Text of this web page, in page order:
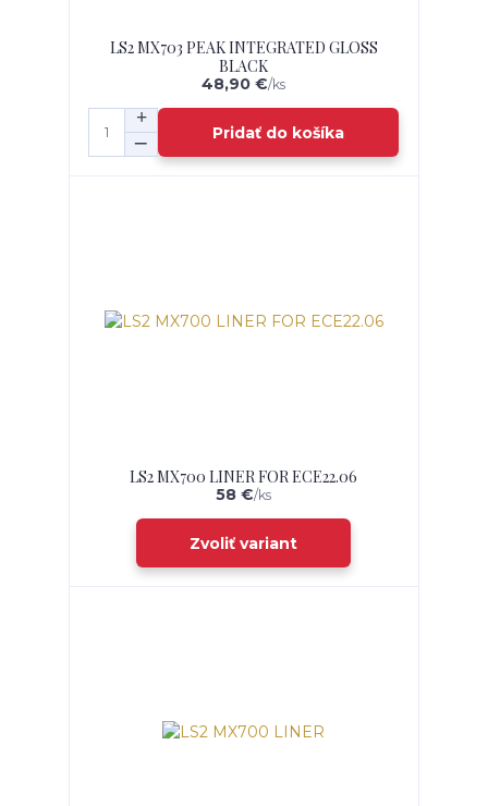
LS2 MX703 PEAK INTEGRATED GLOSS
BLACK
48,90 €/ks
Pridať do košíka
LS2 MX700 LINER FOR ECE22.06
58 €/ks
Zvoliť variant